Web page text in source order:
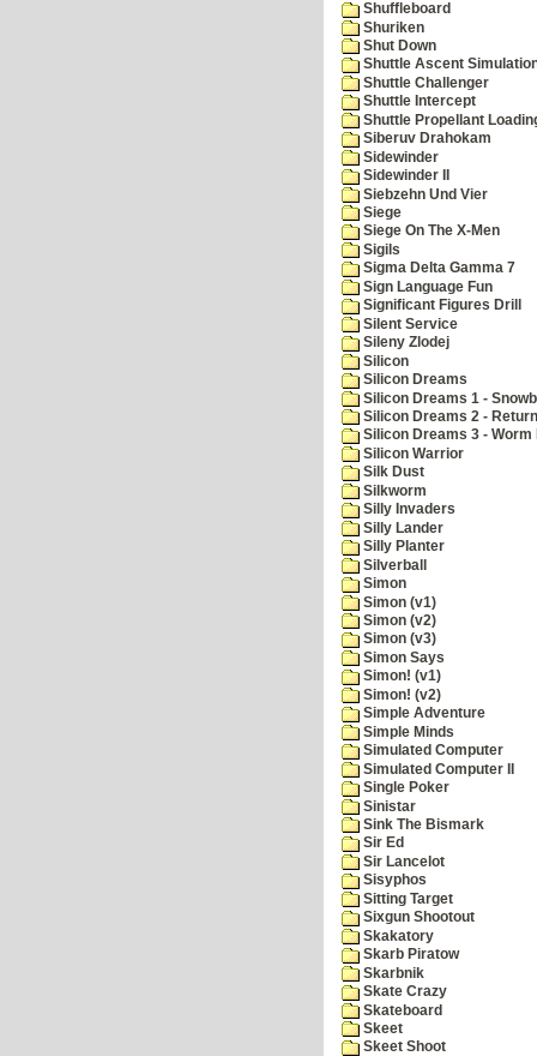
Shuffleboard
Shuriken
Shut Down
Shuttle Ascent
Shuttle Challenger
Shuttle Intercept
Shuttle Propellant
Siberuv Drahokam
Sidewinder
Sidewinder II
Siebzehn Und Vier
Siege
Siege On The X-Men
Sigils
Sigma Delta Gamma 7
Sign Language Fun
Significant Figures Drill
Silent Service
Sileny Zlodej
Silicon
Silicon Dreams
Silicon Dreams 1 -
Silicon Dreams 2 -
Silicon Dreams 3 - Worm
Silicon Warrior
Silk Dust
Silkworm
Silly Invaders
Silly Lander
Silly Planter
Silverball
Simon
Simon (v1)
Simon (v2)
Simon (v3)
Simon Says
Simon! (v1)
Simon! (v2)
Simple Adventure
Simple Minds
Simulated Computer
Simulated Computer II
Single Poker
Sinistar
Sink The Bismark
Sir Ed
Sir Lancelot
Sisyphos
Sitting Target
Sixgun Shootout
Skakatory
Skarb Piratow
Skarbnik
Skate Crazy
Skateboard
Skeet
Skeet Shoot